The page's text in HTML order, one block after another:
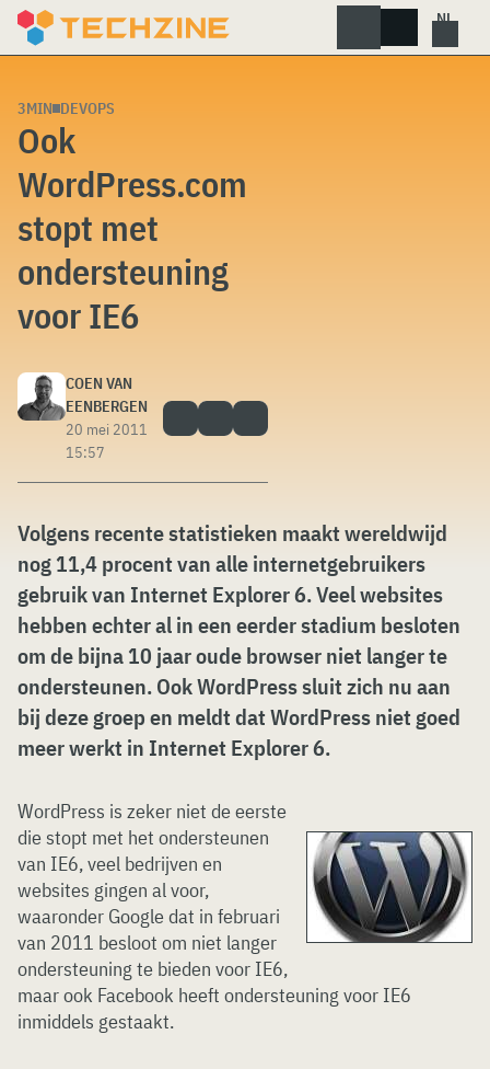
Skip
3MIN DEVOPS
Ook
WordPress.com
stopt met
ondersteuning
voor IE6
COEN VAN
EENBERGEN
20 mei 2011
15:57
Volgens recente statistieken maakt wereldwijd
nog 11,4 procent van alle internetgebruikers
gebruik van Internet Explorer 6. Veel websites
hebben echter al in een eerder stadium besloten
om de bijna 10 jaar oude browser niet langer te
ondersteunen. Ook WordPress sluit zich nu aan
bij deze groep en meldt dat WordPress niet goed
meer werkt in Internet Explorer 6.
WordPress is zeker niet de eerste
die stopt met het ondersteunen
van IE6, veel bedrijven en
websites gingen al voor,
waaronder Google dat in februari
van 2011 besloot om niet langer
ondersteuning te bieden voor IE6,
maar ook Facebook heeft ondersteuning voor IE6
inmiddels gestaakt.